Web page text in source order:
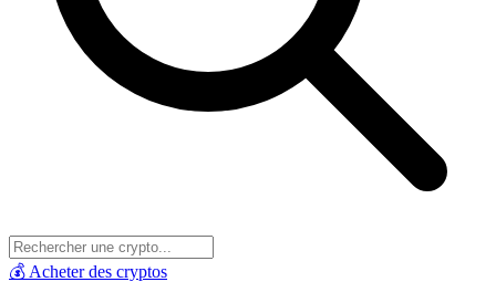
💰 Acheter des cryptos